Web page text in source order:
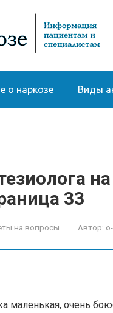
о наркозе Виды
33
на вопросы Автор:
маленькая, очень